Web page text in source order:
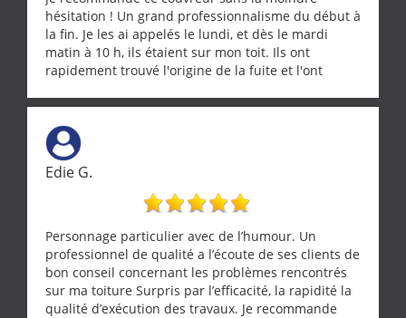
hésitation ! Un grand professionnalisme du début à
la fin. Je les ai appelés le lundi, et dès le mardi
matin à 10 h, ils étaient sur mon toit. Ils ont
rapidement trouvé l'origine de la fuite et l'ont
Une équipe sérieuse, réactive et compétente. C'est
vraiment rassurant de pouvoir compter sur des
artisans aussi professionnels. Merci encore !
Edie G.
Personnage particulier avec de l’humour. Un
professionnel de qualité a l’écoute de ses clients de
bon conseil concernant les problèmes rencontrés
sur ma toiture Surpris par l’efficacité, la rapidité la
qualité d’exécution des travaux. Je recommande